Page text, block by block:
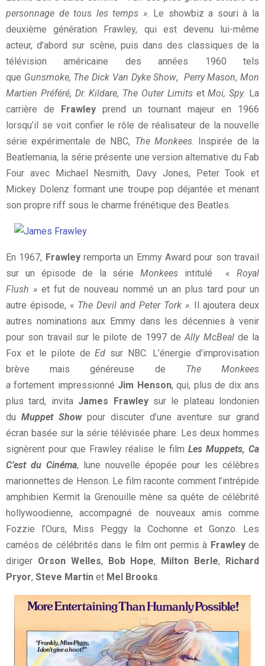
personnage de tous les temps ». Le showbiz a souri à la
deuxième génération Frawley, qui est devenu lui-même
acteur, d’abord sur scène, puis dans des classiques de la
télévision américaine des années 1960 tels
que Gunsmoke, The Dick Van Dyke Show, Perry Mason,Mon
Martien Préféré, Dr. Kildare, The Outer Limits etMoi, Spy. La
carrière de Frawleyprend un tournant majeur en 1966
lorsqu’il se voit confier le rôle de réalisateur de la nouvelle
série expérimentale de NBC, The Monkees. Inspirée de la
Beatlemania, la série présente une version alternative du Fab
Four avec Michael Nesmith, Davy Jones, Peter Took et
Mickey Dolenz formant une troupe pop déjantée et menant
son propre riff sous le charme frénétique des Beatles.
En 1967, Frawleyremporta un Emmy Award pour son travail
sur un épisode de la sérieMonkees intitulé «Royal
Flush » et fut de nouveau nommé un an plus tard pour un
autre épisode, « The Devil and Peter Tork ». Il ajoutera deux
autres nominations aux Emmy dans les décennies à venir
pour son travail sur le pilote de 1997 deAlly McBealde la
Fox et le pilote deEd sur NBC. L’énergie d’improvisation
brève mais généreuse de The Monkees
afortement impressionné Jim Henson, qui, plus de dix ans
plus tard, invita James Frawleysur le plateau londonien
du Muppet Showpour discuter d’une aventure sur grand
écran basée sur la série télévisée phare. Les deux hommes
signèrent pour que Frawley réalise le film Les Muppets, Ca
C’est du Cinéma, lune nouvelle épopée pour les célèbres
marionnettes de Henson. Le film raconte comment l’intrépide
amphibien Kermit la Grenouille mène sa quête de célébrité
hollywoodienne, accompagné de nouveaux amis comme
Fozzie l’Ours, Miss Peggy la Cochonne et Gonzo. Les
caméos de célébrités dans le film ont permis à Frawleyde
diriger Orson Welles, Bob Hope, Milton Berle, Richard
Pryor, Steve Martin et Mel Brooks.